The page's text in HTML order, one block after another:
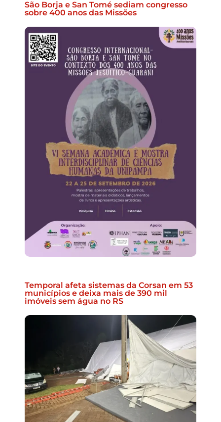
São Borja e San Tomé sediam congresso
sobre 400 anos das Missões
Temporal afeta sistemas da Corsan em 53
municípios e deixa mais de 390 mil
imóveis sem água no RS